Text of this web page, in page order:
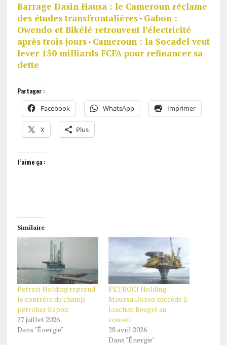
Barrage Dasin Hausa : le Cameroun réclame
des études transfrontalières· Gabon :
Owendo et Bikélé retrouvent l’électricité
après trois jours· Cameroun : la Socadel veut
lever 150 milliards FCFA pour refinancer sa
dette
Partager :
Facebook WhatsApp Imprimer
X Plus
J’aime ça :
Similaire
Petroci Holding reprend
le contrôle du champ
pétrolier Espoir
27 juillet 2026
Dans "Énergie"
PETROCI Holding :
Moussa Dosso succède à
Joachim Beugré au
conseil
28 avril 2026
Dans "Énergie"